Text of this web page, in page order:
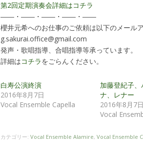
第2回定期演奏会詳細はコチラ
――・――・――・――・――
櫻井元希へのお仕事のご依頼は以下のメールア
g.sakurai.office@gmail.com
発声・歌唱指導、合唱指導等承っています。
詳細はコチラをごらんください。
白寿公演終演
2016年8月7日
Vocal Ensemble Capella
加藤登紀子
ナ、レナー
2016年8月7日
Vocal
カテゴリー: Vocal Ensemble Alamire, Vocal Ensemble